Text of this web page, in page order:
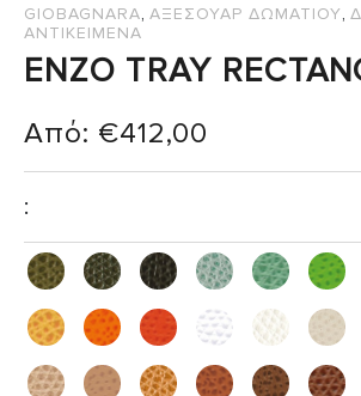
GIOBAGNARA, ΑΞΕΣΟΥΑΡ ΔΩΜΑΤΙΟΥ,
ΑΝΤΙΚΕΙΜΕΝΑ
ENZO TRAY
Από: €412,00
: